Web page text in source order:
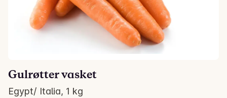
Gulrøtter vasket
Egypt/ Italia, 1 kg